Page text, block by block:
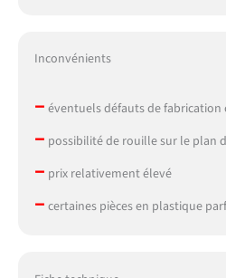
Inconvénients
– éventuels défauts de
– possibilité de rouille sur le plan
– prix relativement élevé
– certaines pièces en plastique